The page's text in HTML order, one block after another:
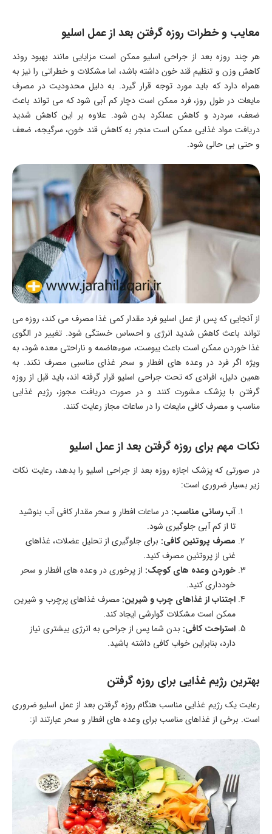
معایب و خطرات روزه گرفتن بعد از عمل اسلیو
هر چند روزه بعد از جراحی اسلیو ممکن است مزایایی مانند بهبود روند
کاهش وزن و تنظیم قند خون داشته باشد، اما مشکلات و خطراتی را نیز به
همراه دارد که باید مورد توجه قرار گیرد. به دلیل محدودیت در مصرف
مایعات در طول روز، فرد ممکن است دچار کم آبی شود که می تواند باعث
ضعف، سردرد و کاهش عملکرد بدن شود. علاوه بر این کاهش شدید
دریافت مواد غذایی ممکن است منجر به کاهش قند خون، سرگیجه، ضعف
و حتی بی حالی شود.
از آنجایی که پس از عمل اسلیو فرد مقدار کمی غذا مصرف می کند، روزه می
تواند باعث کاهش شدید انرژی و احساس خستگی شود. تغییر در الگوی
غذا خوردن ممکن است باعث یبوست، سوءهاضمه و ناراحتی معده شود، به
ویژه اگر فرد در وعده های افطار و سحر غذای مناسبی مصرف نکند. به
همین دلیل، افرادی که تحت جراحی اسلیو قرار گرفته اند، باید قبل از روزه
گرفتن با پزشک مشورت کنند و در صورت دریافت مجوز، رژیم غذایی
مناسب و مصرف کافی مایعات را در ساعات مجاز رعایت کنند.
نکات مهم برای روزه گرفتن بعد از عمل اسلیو
در صورتی که پزشک اجازه روزه بعد از جراحی اسلیو را بدهد، رعایت نکات
زیر بسیار ضروری است:
آب رسانی مناسب: در ساعات افطار و سحر مقدار کافی آب بنوشید
تا از کم آبی جلوگیری شود.
مصرف پروتئین کافی: برای جلوگیری از تحلیل عضلات، غذاهای
غنی از پروتئین مصرف کنید.
خوردن وعده های کوچک: از پرخوری در وعده های افطار و سحر
خودداری کنید.
اجتناب از غذاهای چرب و شیرین: مصرف غذاهای پرچرب و شیرین
ممکن است مشکلات گوارشی ایجاد کند.
استراحت کافی: بدن شما پس از جراحی به انرژی بیشتری نیاز
دارد، بنابراین خواب کافی داشته باشید.
بهترین رژیم غذایی برای روزه گرفتن
رعایت یک رژیم غذایی مناسب هنگام روزه گرفتن بعد از عمل اسلیو ضروری
است. برخی از غذاهای مناسب برای وعده های افطار و سحر عبارتند از: